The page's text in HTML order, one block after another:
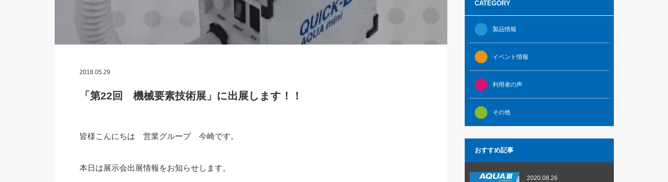
2018.05.29
「第22回 機械要素技術展」に出展します！！
皆様こんにちは 営業グループ 今崎です。
本日は展示会出展情報をお知らせします。
CATEGORY
製品情報
イベント情報
利用者の声
その他
おすすめ記事
2020.08.26